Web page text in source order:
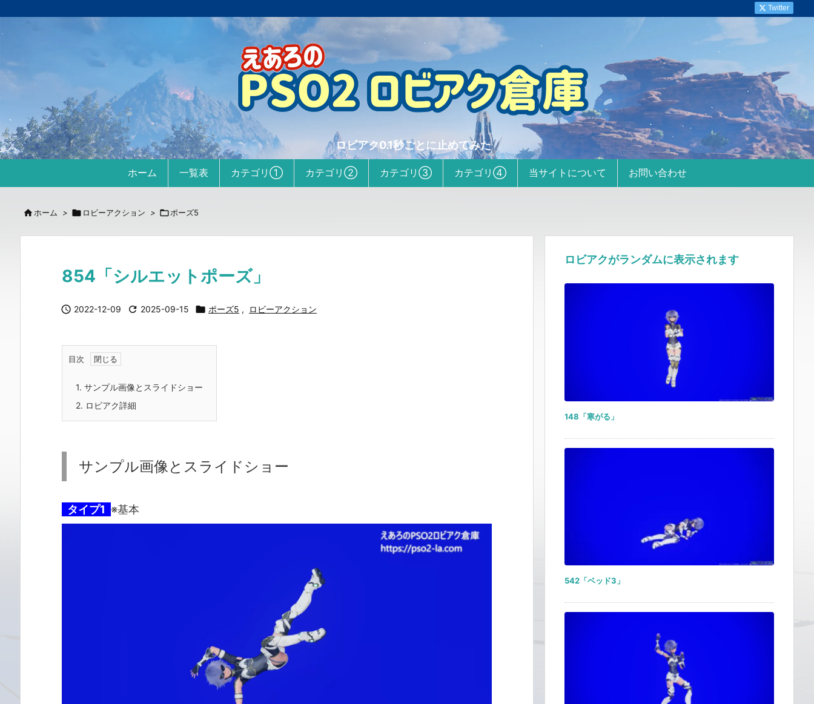
ロビアク0.1秒ごとに止めてみた
ホーム 一覧表 カテゴリ① カテゴリ② カテゴリ③ カテゴリ④ 当サイトについて お問い合わせ
Twitter
 ホーム >  ロビーアクション > ポーズ5
854「シルエットポーズ」
 2022-12-09  2025-09-15  ポーズ5 , ロビーアクション
目次
1. サンプル画像とスライドショー
2. ロビアク詳細
サンプル画像とスライドショー
タイプ1 ※基本
ロビアクがランダムに表示されます
148「寒がる」
542「ベッド3」